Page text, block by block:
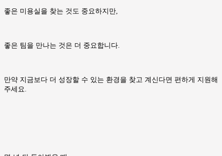
좋은 미용실을 찾는 것도 중요하지만,
좋은 팀을 만나는 것은 더 중요합니다.
만약 지금보다 더 성장할 수 있는 환경을 찾고 계신다면 편하게 지원해
주세요.